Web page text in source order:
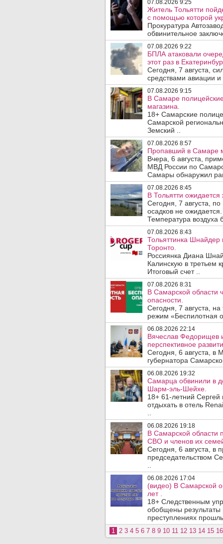
07.08.2026 9:25
Житель Тольятти
с помощью которой
Прокуратура
обвинительное
07.08.2026 9:22
БПЛА атаковали
этот раз в
Сегодня, 7 августа,
средствами авиации
07.08.2026 9:15
В Самаре
магазина.
18+ Самарские
Самарской
Земский ..
07.08.2026 8:57
Пропавший в Самаре
Вчера, 6 августа,
МВД России по
Самары обнаружил
07.08.2026 8:45
В Тольятти
Сегодня, 7 августа,
осадков не
Температура воздуха
07.08.2026 8:43
Тольяттинка Шнайдер
Торонто.
Россиянка Диана
Калинскую в третьем
Итоговый счет ..
07.08.2026 8:31
В Самарской области
опасности.
Сегодня, 7 августа,
режим «Беспилотная
06.08.2026 22:14
Вячеслав Федорищев
перспективное
Сегодня, 6 августа, в
губернатора
06.08.2026 19:32
Самарца обвинили в
Шарм-эль-Шейхе.
18+ 61-летний
отдыхать в отель
06.08.2026 19:18
В Самарской области
СВО и членов их
Сегодня, 6 августа, в
председательством
06.08.2026 17:04
(видео) В Самарской
лет .
18+ Следственным
обобщены результаты
преступлениях
1 2 3 4 5 6 7 8 9 10 11 12 13 14 15 16